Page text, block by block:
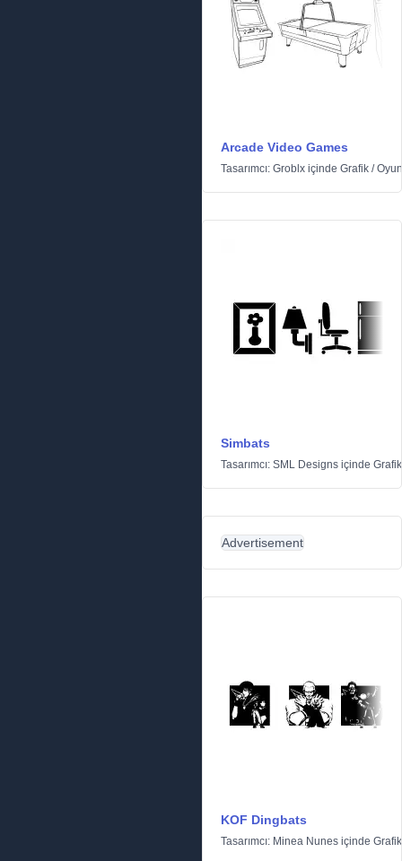
Arcade Video Games
Tasarımcı: Groblx içinde Grafik /
Simbats
Tasarımcı: SML Designs içinde Grafik
Advertisement
KOF Dingbats
Tasarımcı: Minea Nunes içinde Grafik